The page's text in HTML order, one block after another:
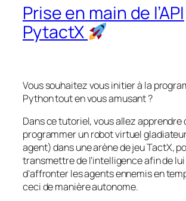
Prise en main de l’API
PytactX
Vous souhaitez vous initier à la
Python tout en vous amusant ?
Dans ce tutoriel, vous allez
programmer un robot virtuel
agent) dans une arène de jeu TactX,
transmettre de l’intelligence afin de
d’affronter les agents ennemis en
ceci de manière autonome.